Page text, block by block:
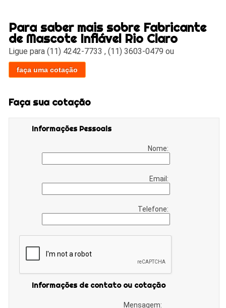
Para saber mais sobre Fabricante
de Mascote Inflável Rio Claro
Ligue para(11) 4242-7733 ,(11) 3603-0479 ou
faça uma cotação
Faça sua cotação
Informações Pessoais
Nome:
Email:
Telefone:
Informações de contato ou cotação
Mensagem: